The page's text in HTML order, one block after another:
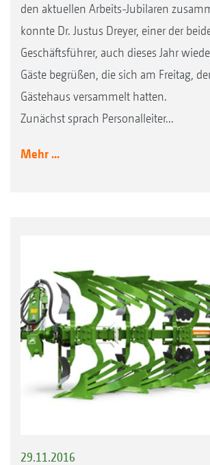
den aktuellen Arbeits-Jubilaren
konnte Dr. Justus Dreyer, einer der
Geschäftsführer, auch dieses Jahr
Gäste begrüßen, die sich am Freitag,
Gästehaus versammelt hatten.
Zunächst sprach Personalleiter...
Mehr ...
29.11.2016